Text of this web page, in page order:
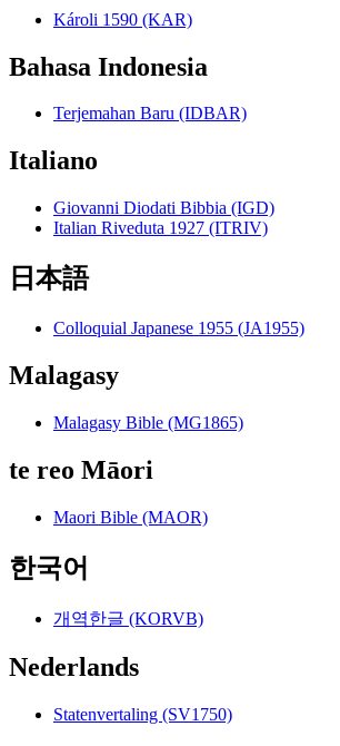
Károli 1590 (KAR)
Bahasa Indonesia
Terjemahan Baru (IDBAR)
Italiano
Giovanni Diodati Bibbia (IGD)
Italian Riveduta 1927 (ITRIV)
日本語
Colloquial Japanese 1955 (JA1955)
Malagasy
Malagasy Bible (MG1865)
te reo Māori
Maori Bible (MAOR)
한국어
개역한글 (KORVB)
Nederlands
Statenvertaling (SV1750)